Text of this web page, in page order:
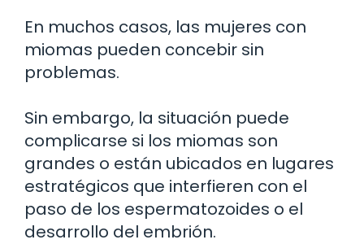
En muchos casos, las mujeres con
miomas pueden concebir sin
problemas.
Sin embargo, la situación puede
complicarse si los miomas son
grandes o están ubicados en lugares
estratégicos que interfieren con el
paso de los espermatozoides o el
desarrollo del embrión.